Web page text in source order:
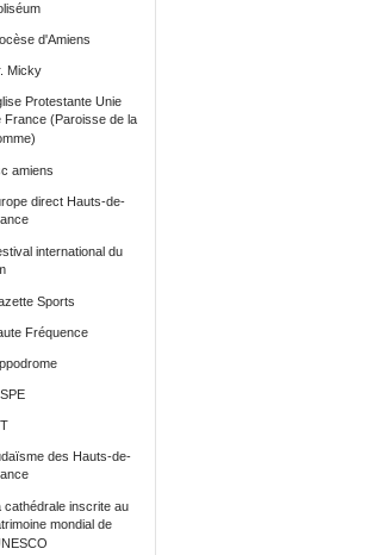
d'Amiens
Micky
Protestante Unie
France (Paroisse de la
amiens
direct Hauts-de-
international du
Sports
Fréquence
des Hauts-de-
cathédrale inscrite au
mondial de